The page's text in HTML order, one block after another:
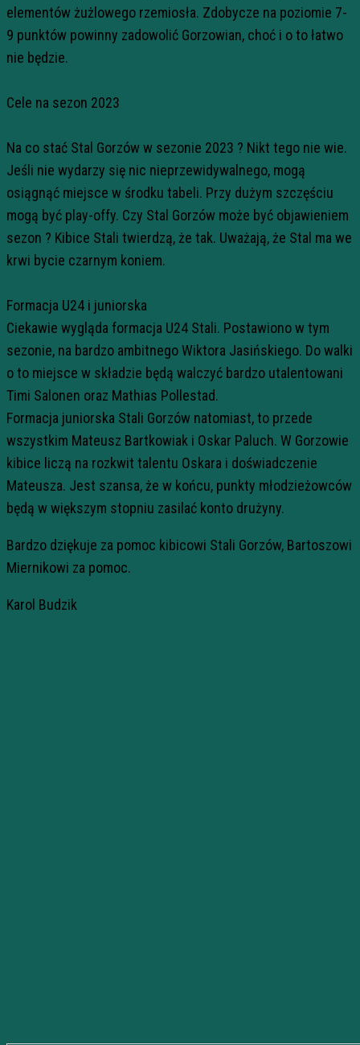
elementów żużlowego rzemiosła. Zdobycze na poziomie 7-
9 punktów powinny zadowolić Gorzowian, choć i o to łatwo
nie będzie.
Cele na sezon 2023
Na co stać Stal Gorzów w sezonie 2023 ? Nikt tego nie wie.
Jeśli nie wydarzy się nic nieprzewidywalnego, mogą
osiągnąć miejsce w środku tabeli. Przy dużym szczęściu
mogą być play-offy. Czy Stal Gorzów może być objawieniem
sezon ? Kibice Stali twierdzą, że tak. Uważają, że Stal ma we
krwi bycie czarnym koniem.
Formacja U24 i juniorska
Ciekawie wygląda formacja U24 Stali. Postawiono w tym
sezonie, na bardzo ambitnego Wiktora Jasińskiego. Do walki
o to miejsce w składzie będą walczyć bardzo utalentowani
Timi Salonen oraz Mathias Pollestad.
Formacja juniorska Stali Gorzów natomiast, to przede
wszystkim Mateusz Bartkowiak i Oskar Paluch. W Gorzowie
kibice liczą na rozkwit talentu Oskara i doświadczenie
Mateusza. Jest szansa, że w końcu, punkty młodzieżowców
będą w większym stopniu zasilać konto drużyny.
Bardzo dziękuje za pomoc kibicowi Stali Gorzów, Bartoszowi
Miernikowi za pomoc.
Karol Budzik